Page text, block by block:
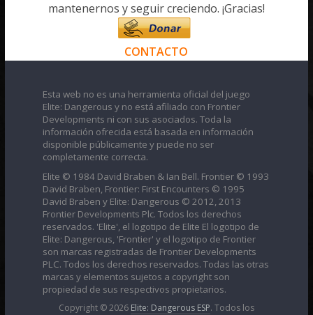
mantenernos y seguir creciendo. ¡Gracias!
CONTACTO
Esta web no es una herramienta oficial del juego
Elite: Dangerous y no está afiliado con Frontier
Developments ni con sus asociados. Toda la
información ofrecida está basada en información
disponible públicamente y puede no ser
completamente correcta.
Elite © 1984 David Braben & Ian Bell. Frontier © 1993
David Braben, Frontier: First Encounters © 1995
David Braben y Elite: Dangerous © 2012, 2013
Frontier Developments Plc. Todos los derechos
reservados. 'Elite', el logotipo de Elite El logotipo de
Elite: Dangerous, 'Frontier' y el logotipo de Frontier
son marcas registradas de Frontier Developments
PLC. Todos los derechos reservados. Todas las otras
marcas y elementos sujetos a copyright son
propiedad de sus respectivos propietarios.
Copyright © 2026 Elite: Dangerous ESP. Todos los